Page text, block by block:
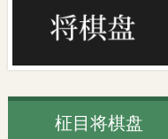
柾目将棋盘